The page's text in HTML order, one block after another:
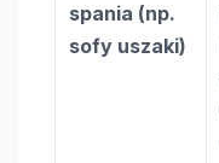
spania (np.
sofy uszaki)